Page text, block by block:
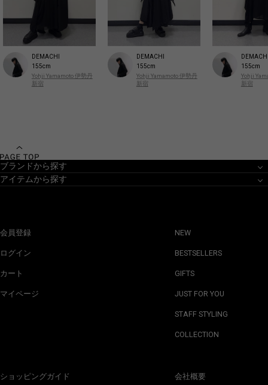
DEMACHI
155cm
Yohji Yamamoto 伊勢丹
新宿
DEMACHI
155cm
Yohji Yamamoto 伊勢丹
新宿
155cm
Yohji
新宿
ブランドから探す
アイテムから探す
会員登録
ログイン
カート
マイページ
ショッピングガイド
NEW
BESTSELLERS
GIFTS
JUST FOR YOU
STAFF STYLING
COLLECTION
会社概要